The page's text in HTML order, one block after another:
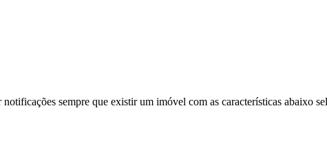
sempre que existir um imóvel com as características abaixo